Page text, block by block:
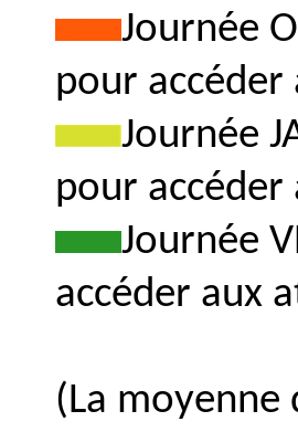
Journée
pour
Journée
pour
Journée
accéder aux
(La